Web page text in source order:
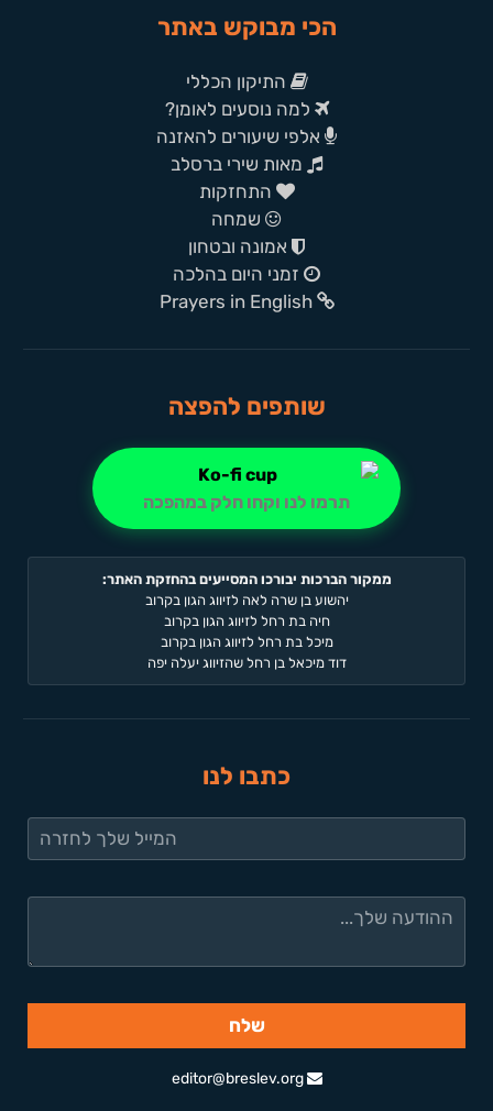
הכי מבוקש באתר
התיקון הכללי
למה נוסעים לאומן?
אלפי שיעורים להאזנה
מאות שירי ברסלב
התחזקות
שמחה
אמונה ובטחון
זמני היום בהלכה
Prayers in English
שותפים להפצה
תרמו לנו וקחו חלק במהפכה
ממקור הברכות יבורכו המסייעים בהחזקת האתר:
יהשוע בן שרה לאה לזיווג הגון בקרוב
חיה בת רחל לזיווג הגון בקרוב
מיכל בת רחל לזיווג הגון בקרוב
דוד מיכאל בן רחל שהזיווג יעלה יפה
כתבו לנו
editor@breslev.org